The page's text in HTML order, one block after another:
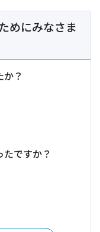
めにみなさま
？
ですか？